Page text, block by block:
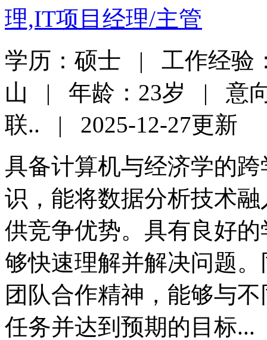
理,IT项目经理/主管
学历：硕士 | 工作经验
山 | 年龄：23岁 | 意向
联.. | 2025-12-27更新
具备计算机与经济学的
识，能将数据分析技术
供竞争优势。具有良好
够快速理解并解决问题
团队合作精神，能够与
任务并达到预期的目标...